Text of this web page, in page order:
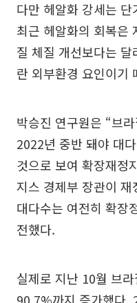
다만 헤알화 강세는
최근 헤알화의 회복은
질 체질 개선보다는
란 외부환경 요인이기
박승진 연구원은 “브
2022년 중반 돼야 대
것으로 보여 확장재정
지스 경제부 장관이
대다수는 여전히 확장
전했다.
실제로 지난 10월 브